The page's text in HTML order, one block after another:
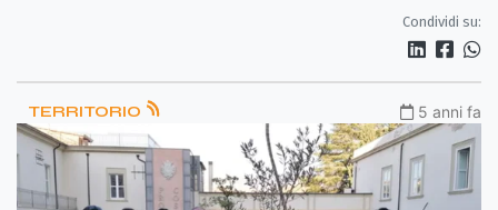
Condividi su:
TERRITORIO 5 anni fa